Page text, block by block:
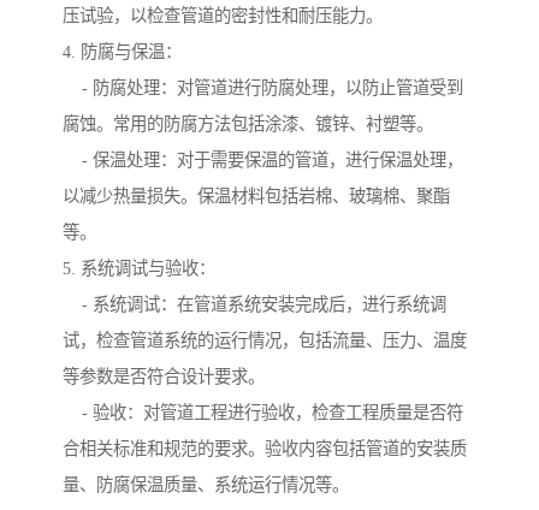
压试验，以检查管道的密封性和耐压能力。
4. 防腐与保温：
- 防腐处理：对管道进行防腐处理，以防止管道受到
腐蚀。常用的防腐方法包括涂漆、镀锌、衬塑等。
- 保温处理：对于需要保温的管道，进行保温处理，
以减少热量损失。保温材料包括岩棉、玻璃棉、聚酯
等。
5. 系统调试与验收：
- 系统调试：在管道系统安装完成后，进行系统调
试，检查管道系统的运行情况，包括流量、压力、温度
等参数是否符合设计要求。
- 验收：对管道工程进行验收，检查工程质量是否符
合相关标准和规范的要求。验收内容包括管道的安装质
量、防腐保温质量、系统运行情况等。